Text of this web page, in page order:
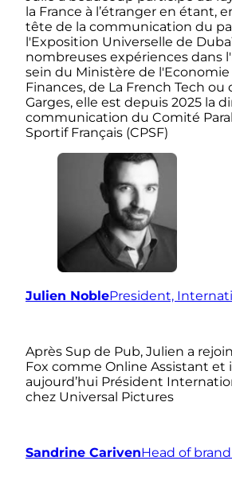
la France à l’étranger en étant,
tête de la communication du
l'Exposition Universelle de
nombreuses expériences dans
sein du Ministère de
Finances, de La French Tech ou
Garges, elle est depuis 2025 la
communication du Comité
Sportif Français (CPSF)
Julien NoblePresident,
Après Sup de Pub, Julien a
Fox comme Online Assistant et
aujourd’hui Président
chez Universal Pictures
Sandrine CarivenHead of